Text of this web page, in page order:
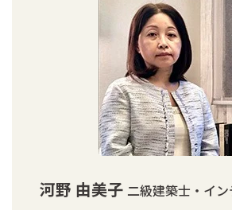
河野 由美子 二級建築士・イ